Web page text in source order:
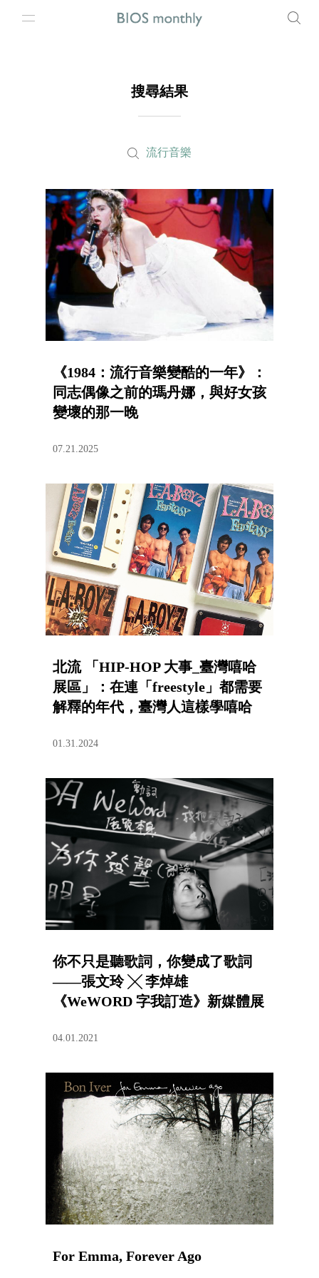
搜尋結果
流行音樂
《1984：流行音樂變酷的一年》：
同志偶像之前的瑪丹娜，與好女孩
變壞的那一晚
07.21.2025
北流 「HIP-HOP 大事_臺灣嘻哈
展區」：在連「freestyle」都需要
解釋的年代，臺灣人這樣學嘻哈
01.31.2024
你不只是聽歌詞，你變成了歌詞
——張文玲 ╳ 李焯雄
《WeWORD 字我訂造》新媒體展
04.01.2021
For Emma, Forever Ago